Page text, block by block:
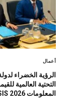
أعمال
الرؤية الخضراء
التحتية العالمية
المعلومات WSIS 2026 وقمة “الذكاء الاصطناعي من أجل الخير” 2026